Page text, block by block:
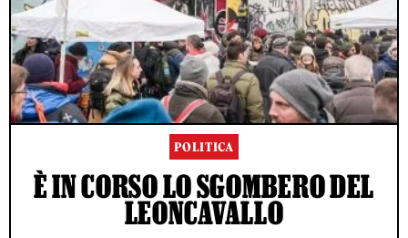
POLITICA
È IN CORSO LO SGOMBERO DEL
LEONCAVALLO